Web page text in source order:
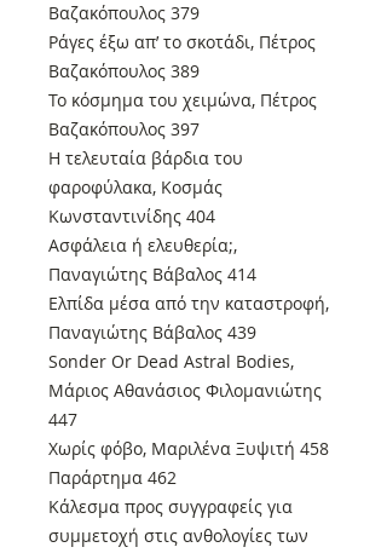
Βαζακόπουλος 379
Ράγες έξω απ’ το σκοτάδι, Πέτρος
Βαζακόπουλος 389
Το κόσμημα του χειμώνα, Πέτρος
Βαζακόπουλος 397
Η τελευταία βάρδια του
φαροφύλακα, Κοσμάς
Κωνσταντινίδης 404
Ασφάλεια ή ελευθερία;,
Παναγιώτης Βάβαλος 414
Ελπίδα μέσα από την καταστροφή,
Παναγιώτης Βάβαλος 439
Sonder Or Dead Astral Bodies,
Μάριος Αθανάσιος Φιλομανιώτης
447
Χωρίς φόβο, Μαριλένα Ξυψιτή 458
Παράρτημα 462
Κάλεσμα προς συγγραφείς για
συμμετοχή στις ανθολογίες των